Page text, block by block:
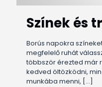
Színek és
Borús napokra
megfelelő ruhát
többször érezted már
kedved öltözködni,
munkába menni, […]